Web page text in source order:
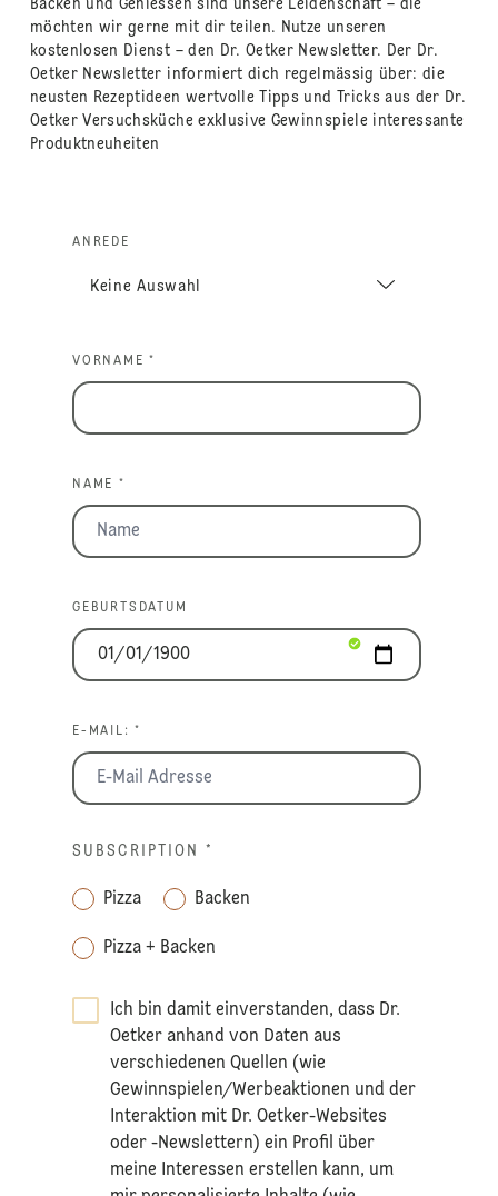
Backen und Geniessen sind unsere Leidenschaft – die
möchten wir gerne mit dir teilen. Nutze unseren
kostenlosen Dienst – den Dr. Oetker Newsletter. Der Dr.
Oetker Newsletter informiert dich regelmässig über: die
neusten Rezeptideen wertvolle Tipps und Tricks aus der Dr.
Oetker Versuchsküche exklusive Gewinnspiele interessante
Produktneuheiten
ANREDE
VORNAME *
NAME *
GEBURTSDATUM
E-MAIL: *
SUBSCRIPTION *
Pizza Backen
Pizza + Backen
Ich bin damit einverstanden, dass Dr.
Oetker anhand von Daten aus
verschiedenen Quellen (wie
Gewinnspielen/Werbeaktionen und der
Interaktion mit Dr. Oetker-Websites
oder -Newslettern) ein Profil über
meine Interessen erstellen kann, um